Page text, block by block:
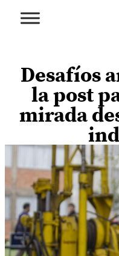
Desafíos
la post
mirada